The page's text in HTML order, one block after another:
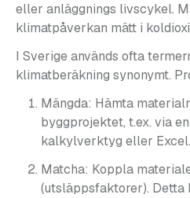
eller anläggnings livscykel.
klimatpåverkan mätt i
I Sverige används ofta
klimatberäkning synonymt.
Mängda: Hämta
byggprojektet, t.ex. via
kalkylverktyg eller Excel.
Matcha: Koppla
(utsläppsfaktorer). Detta